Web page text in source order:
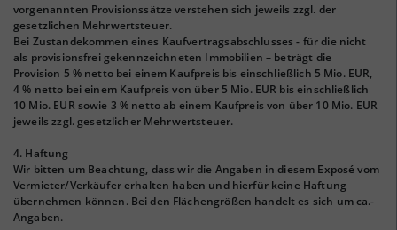
vorgenannten Provisionssätze verstehen sich jeweils zzgl. der
gesetzlichen Mehrwertsteuer.
Bei Zustandekommen eines Kaufvertragsabschlusses - für die nicht
als provisionsfrei gekennzeichneten Immobilien – beträgt die
Provision 5 % netto bei einem Kaufpreis bis einschließlich 5 Mio. EUR,
4 % netto bei einem Kaufpreis von über 5 Mio. EUR bis einschließlich
10 Mio. EUR sowie 3 % netto ab einem Kaufpreis von über 10 Mio. EUR
jeweils zzgl. gesetzlicher Mehrwertsteuer.
4. Haftung
Wir bitten um Beachtung, dass wir die Angaben in diesem Exposé vom
Vermieter/Verkäufer erhalten haben und hierfür keine Haftung
übernehmen können. Bei den Flächengrößen handelt es sich um ca.-
Angaben.